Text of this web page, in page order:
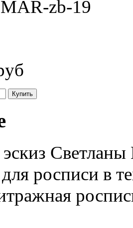
zb-19
росписи в